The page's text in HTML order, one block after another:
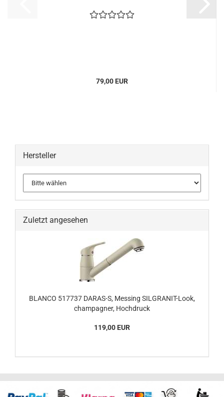
79,00 EUR
Hersteller
Zuletzt angesehen
BLANCO 517737 DARAS-S, Messing SILGRANIT-Look,
champagner, Hochdruck
119,00 EUR